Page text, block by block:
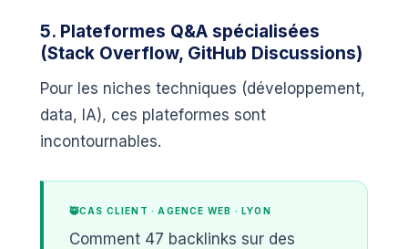
5. Plateformes Q&A spécialisées
(Stack Overflow, GitHub Discussions)
Pour les niches techniques (développement,
data, IA), ces plateformes sont
incontournables.
CAS CLIENT · AGENCE WEB · LYON
Comment 47 backlinks sur des